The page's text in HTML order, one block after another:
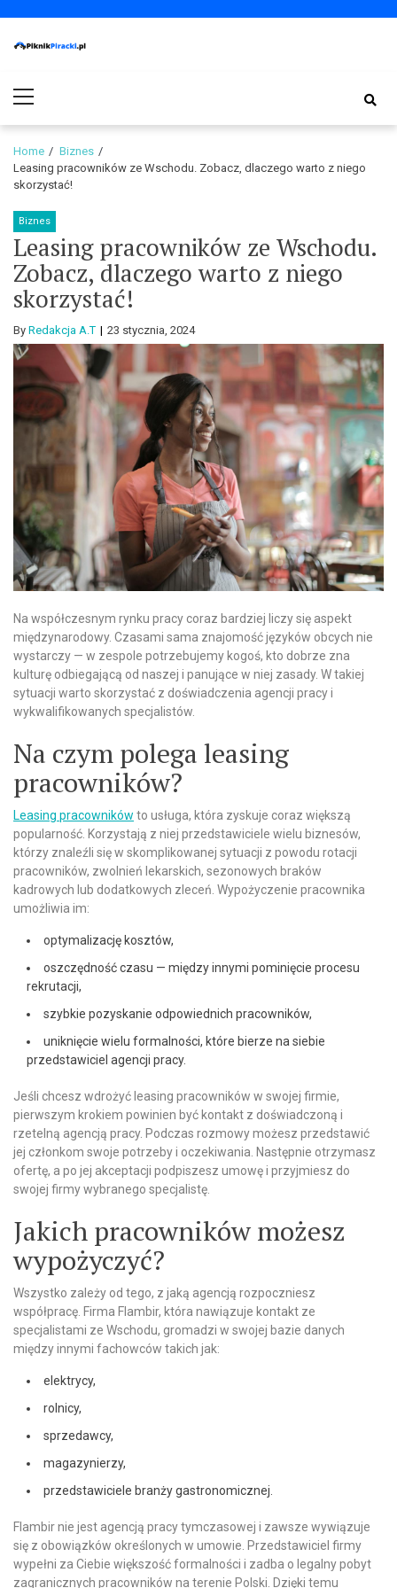
navigation
content
Menu
Home
Biznes
Leasing pracowników ze Wschodu. Zobacz, dlaczego warto z niego
skorzystać!
Biznes
Leasing pracowników ze Wschodu.
Zobacz, dlaczego warto z niego
skorzystać!
By Redakcja A.T 23 stycznia, 2024
Na współczesnym rynku pracy coraz bardziej liczy się aspekt
międzynarodowy. Czasami sama znajomość języków obcych nie
wystarczy — w zespole potrzebujemy kogoś, kto dobrze zna
kulturę odbiegającą od naszej i panujące w niej zasady. W takiej
sytuacji warto skorzystać z doświadczenia agencji pracy i
wykwalifikowanych specjalistów.
Na czym polega leasing
pracowników?
Leasing pracowników to usługa, która zyskuje coraz większą
popularność. Korzystają z niej przedstawiciele wielu biznesów,
którzy znaleźli się w skomplikowanej sytuacji z powodu rotacji
pracowników, zwolnień lekarskich, sezonowych braków
kadrowych lub dodatkowych zleceń. Wypożyczenie pracownika
umożliwia im:
optymalizację kosztów,
oszczędność czasu — między innymi pominięcie procesu
rekrutacji,
szybkie pozyskanie odpowiednich pracowników,
uniknięcie wielu formalności, które bierze na siebie
przedstawiciel agencji pracy.
Jeśli chcesz wdrożyć leasing pracowników w swojej firmie,
pierwszym krokiem powinien być kontakt z doświadczoną i
rzetelną agencją pracy. Podczas rozmowy możesz przedstawić
jej członkom swoje potrzeby i oczekiwania. Następnie otrzymasz
ofertę, a po jej akceptacji podpiszesz umowę i przyjmiesz do
swojej firmy wybranego specjalistę.
Jakich pracowników możesz
wypożyczyć?
Wszystko zależy od tego, z jaką agencją rozpoczniesz
współpracę. Firma Flambir, która nawiązuje kontakt ze
specjalistami ze Wschodu, gromadzi w swojej bazie danych
między innymi fachowców takich jak:
elektrycy,
rolnicy,
sprzedawcy,
magazynierzy,
przedstawiciele branży gastronomicznej.
Flambir nie jest agencją pracy tymczasowej i zawsze wywiązuje
się z obowiązków określonych w umowie. Przedstawiciel firmy
wypełni za Ciebie większość formalności i zadba o legalny pobyt
zagranicznych pracowników na terenie Polski. Dzięki temu